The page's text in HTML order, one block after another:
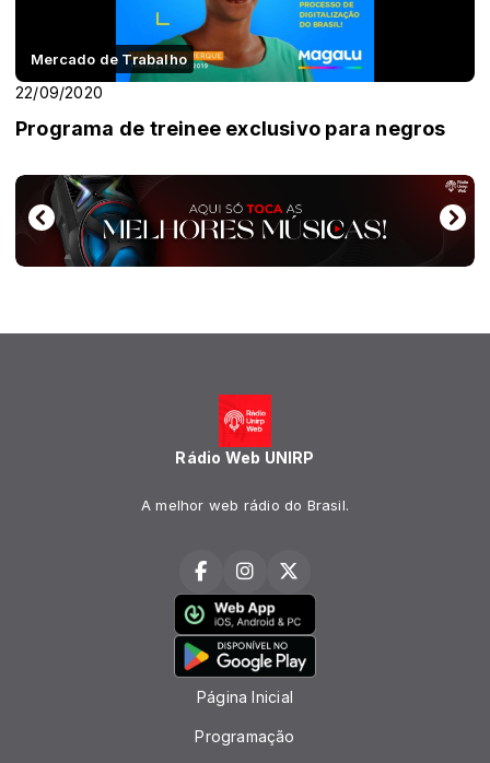
Mercado de Trabalho
22/09/2020
Programa de treinee exclusivo para negros
Rádio Web UNIRP
A melhor web rádio do Brasil.
Página Inicial
Programação